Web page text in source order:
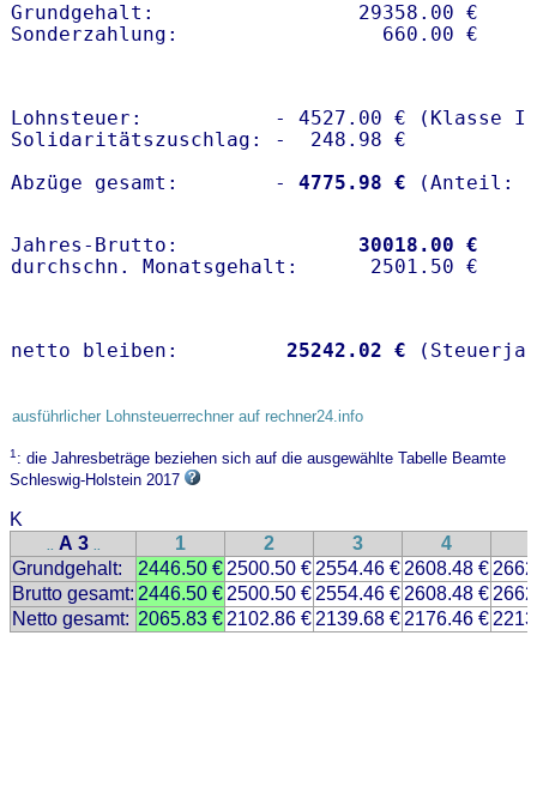
Grundgehalt:                 29358.00 €
Lohnsteuer:           - 4527.00 € (Klasse I)
Solidaritätszuschlag: -  248.98 €
Abzüge gesamt:        -
4775.98 €
Jahres-Brutto: 30018.00 €
netto bleiben: 25242.02 €
ausführlicher Lohnsteuerrechner auf rechner24.info
1: die Jahresbeträge beziehen sich auf die ausgewählte Tabelle Beamte
Schleswig-Holstein 2017
K
.. A 3 .. 1 2 3 4
Grundgehalt:
2446.50 € 2500.50 € 2554.46 € 2608.48 €
Brutto gesamt: 2446.50 € 2500.50 € 2554.46 € 2608.48 €
Netto gesamt: 2065.83 € 2102.86 € 2139.68 € 2176.46 €